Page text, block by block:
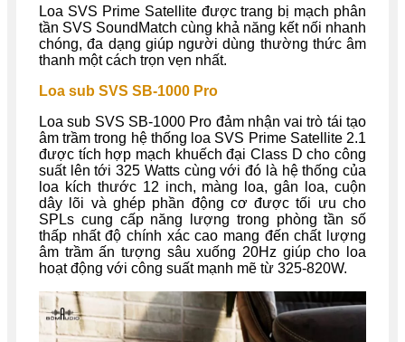
Loa SVS Prime Satellite được trang bị mạch phân
tần SVS SoundMatch cùng khả năng kết nối nhanh
chóng, đa dạng giúp người dùng thường thức âm
thanh một cách trọn vẹn nhất.
Loa sub SVS SB-1000 Pro
Loa sub SVS SB-1000 Pro đảm nhận vai trò tái tạo
âm trầm trong hệ thống loa SVS Prime Satellite 2.1
được tích hợp mạch khuếch đại Class D cho công
suất lên tới 325 Watts cùng với đó là hệ thống của
loa kích thước 12 inch, màng loa, gân loa, cuộn
dây lõi và ghép phần động cơ được tối ưu cho
SPLs cung cấp năng lượng trong phòng tần số
thấp nhất độ chính xác cao mang đến chất lượng
âm trầm ấn tượng sâu xuống 20Hz giúp cho loa
hoạt động với công suất mạnh mẽ từ 325-820W.